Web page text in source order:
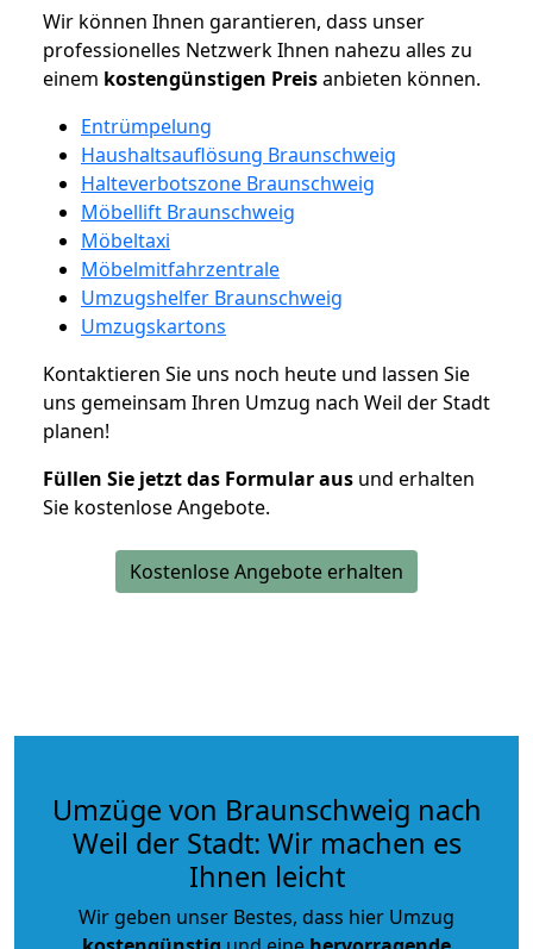
Wir können Ihnen garantieren, dass unser
professionelles Netzwerk Ihnen nahezu alles zu
einem kostengünstigen Preisanbieten können.
Entrümpelung
Haushaltsauflösung Braunschweig
Halteverbotszone Braunschweig
Möbellift Braunschweig
Möbeltaxi
Möbelmitfahrzentrale
Umzugshelfer Braunschweig
Umzugskartons
Kontaktieren Sie uns noch heute und lassen Sie
uns gemeinsam Ihren Umzug nach Weil der Stadt
planen!
Füllen Sie jetzt das Formular aus und erhalten
Sie kostenlose Angebote.
Kostenlose Angebote erhalten
Umzüge von Braunschweig nach
Weil der Stadt: Wir machen es
Ihnen leicht
Wir geben unser Bestes, dass hier Umzug